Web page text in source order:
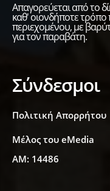
Απαγορεύεται από το
καθ' οιονδήποτε
περιεχομένου, με
για τον παραβάτη.
Σύνδεσμοι
Πολιτική Απορρήτου
Μέλος του eMedia
ΑΜ: 14486